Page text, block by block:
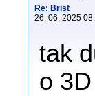
Re: Brist
26. 06. 2025
tak
o